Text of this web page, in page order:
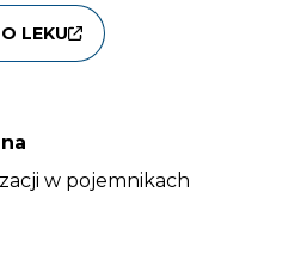
LEKU
w pojemnikach